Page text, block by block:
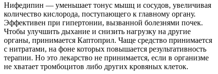
Нифедипин — уменьшает тонус мышц и сосудов, увеличивая
количество кислорода, поступающего к главному органу.
Эффективен при гипертонии, вызванной болезнями почек.
Чтобы улучшить дыхание и снизить нагрузку на другие
органы, принимается Каптоприл. Чаще средство принимается
с нитратами, на фоне которых повышается результативность
терапии. Но это лекарство не принимается, если в организме
не хватает тромбоцитов либо других кровяных клеток.